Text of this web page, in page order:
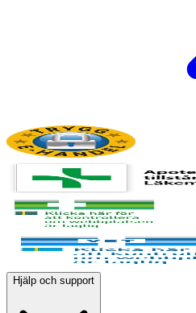
Hjälp och support